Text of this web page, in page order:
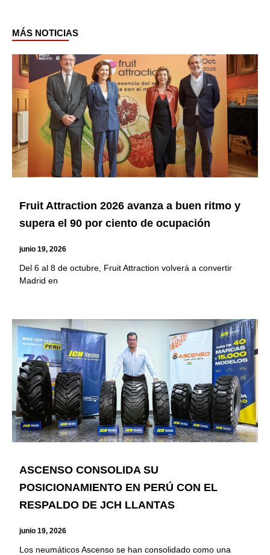
MÁS NOTICIAS
Fruit Attraction 2026 avanza a buen ritmo y
supera el 90 por ciento de ocupación
junio 19, 2026
Del 6 al 8 de octubre, Fruit Attraction volverá a convertir
Madrid en
ASCENSO CONSOLIDA SU
POSICIONAMIENTO EN PERÚ CON EL
RESPALDO DE JCH LLANTAS
junio 19, 2026
Los neumáticos Ascenso se han consolidado como una
PagePagePagePage Page